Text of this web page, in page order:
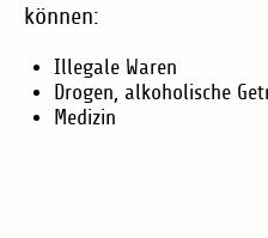
können:
Illegale Waren
Drogen, alkoholische
Medizin